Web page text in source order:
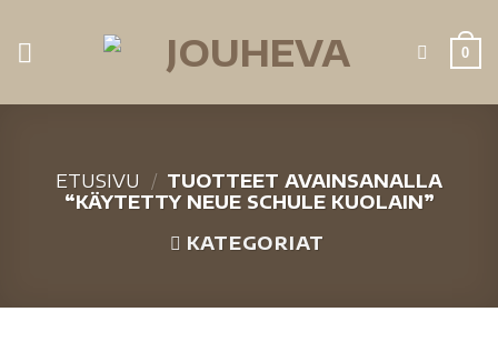
0
ETUSIVU / TUOTTEET AVAINSANALLA
“KÄYTETTY NEUE SCHULE KUOLAIN”
KATEGORIAT